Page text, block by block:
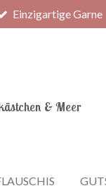
Einzigartige Garne
& Meer